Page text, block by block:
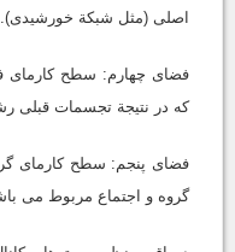
اصلی (مثل شبکة خورشیدی).
فضای چهارم: سطح کارمای
که در نتیجة تجسمات قبلی
فضای پنجم: سطح کارمای
گروه و اجتماع مربوط می باشد)